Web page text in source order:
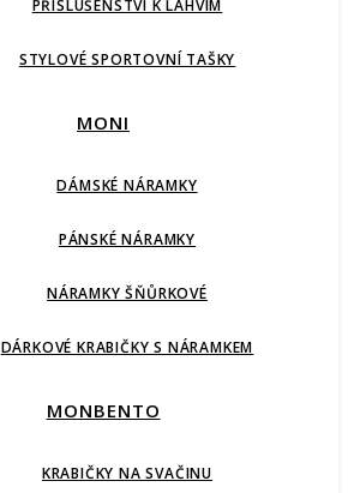
PŘÍSLUŠENSTVÍ K LAHVÍM
STYLOVÉ SPORTOVNÍ TAŠKY
MONI
DÁMSKÉ NÁRAMKY
PÁNSKÉ NÁRAMKY
NÁRAMKY ŠŇŮRKOVÉ
DÁRKOVÉ KRABIČKY S NÁRAMKEM
MONBENTO
KRABIČKY NA SVAČINU